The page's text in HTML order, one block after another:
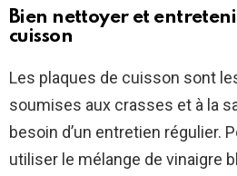
Bien nettoyer et
cuisson
Les plaques de cuisson sont
soumises aux crasses et à la
besoin d’un entretien régulier.
utiliser le mélange de vinaigre